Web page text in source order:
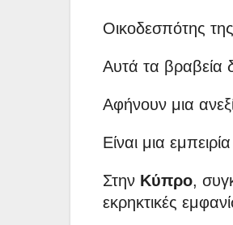
Οικοδεσπότης
Αυτά τα βραβεία
Αφήνουν μια
Είναι μια
Στην Κύπρο,
εκρηκτικές